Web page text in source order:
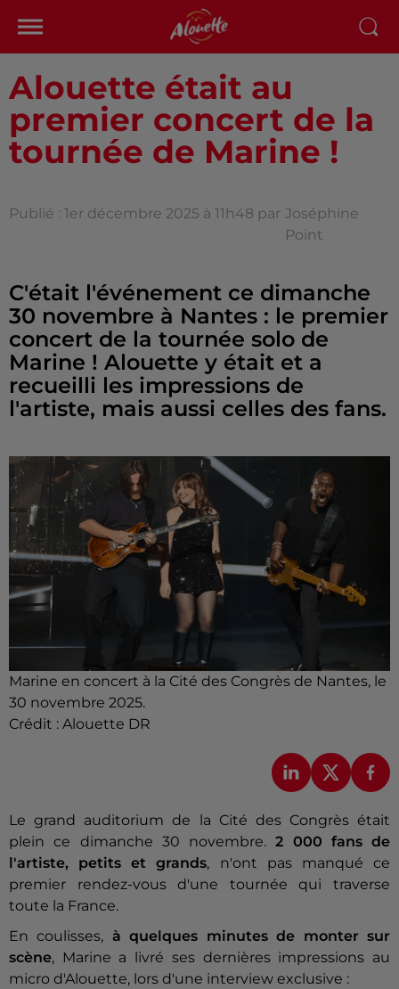
Alouette était au
premier concert de la
tournée de Marine !
Publié : 1er décembre 2025 à 11h48 par Joséphine
Point
C'était l'événement ce dimanche
30 novembre à Nantes : le premier
concert de la tournée solo de
Marine ! Alouette y était et a
recueilli les impressions de
l'artiste, mais aussi celles des fans.
Marine en concert à la Cité des Congrès de Nantes, le
30 novembre 2025.
Crédit : Alouette DR
Le grand auditorium de la Cité des Congrès était
plein ce dimanche 30 novembre.2 000 fans de
l'artiste, petits et grands, n'ont pas manqué ce
premier rendez-vous d'une tournée qui traverse
toute la France.
En coulisses, à quelques minutes de monter sur
scène, Marine a livré ses dernières impressions au
micro d'Alouette, lors d'une interview exclusive :